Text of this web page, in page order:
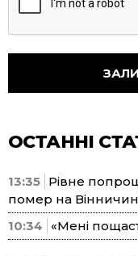
ОСТАННІ
13:35 Рівне
помер на
10:34
«Мені